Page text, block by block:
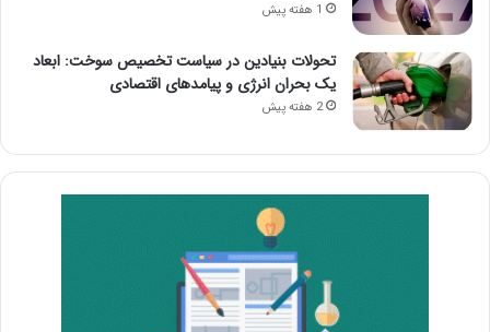
1 هفته پیش
تحولات بنیادین در سیاست تخصیص سوخت: ابعاد
یک بحران انرژی و پیامدهای اقتصادی
2 هفته پیش